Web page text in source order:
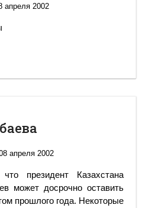
апреля 2002
апреля 2002
президент Казахстана
может досрочно оставить
прошлого года. Некоторые